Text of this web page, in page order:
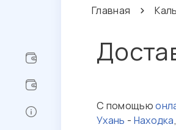
Главная
С помощью
Ухань - Находка